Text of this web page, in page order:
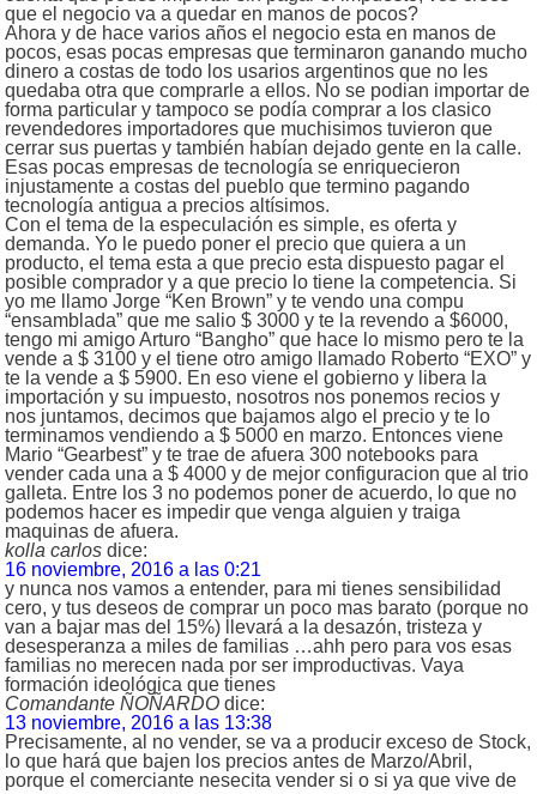
que el negocio va a quedar en manos de pocos?
Ahora y de hace varios años el negocio esta en manos de
pocos, esas pocas empresas que terminaron ganando mucho
dinero a costas de todo los usarios argentinos que no les
quedaba otra que comprarle a ellos. No se podian importar de
forma particular y tampoco se podía comprar a los clasico
revendedores importadores que muchisimos tuvieron que
cerrar sus puertas y también habían dejado gente en la calle.
Esas pocas empresas de tecnología se enriquecieron
injustamente a costas del pueblo que termino pagando
tecnología antigua a precios altísimos.
Con el tema de la especulación es simple, es oferta y
demanda. Yo le puedo poner el precio que quiera a un
producto, el tema esta a que precio esta dispuesto pagar el
posible comprador y a que precio lo tiene la competencia. Si
yo me llamo Jorge “Ken Brown” y te vendo una compu
“ensamblada” que me salio $ 3000 y te la revendo a $6000,
tengo mi amigo Arturo “Bangho” que hace lo mismo pero te la
vende a $ 3100 y el tiene otro amigo llamado Roberto “EXO” y
te la vende a $ 5900. En eso viene el gobierno y libera la
importación y su impuesto, nosotros nos ponemos recios y
nos juntamos, decimos que bajamos algo el precio y te lo
terminamos vendiendo a $ 5000 en marzo. Entonces viene
Mario “Gearbest” y te trae de afuera 300 notebooks para
vender cada una a $ 4000 y de mejor configuracion que al trio
galleta. Entre los 3 no podemos poner de acuerdo, lo que no
podemos hacer es impedir que venga alguien y traiga
maquinas de afuera.
kolla carlos dice:
16 noviembre, 2016 a las 0:21
y nunca nos vamos a entender, para mi tienes sensibilidad
cero, y tus deseos de comprar un poco mas barato (porque no
van a bajar mas del 15%) llevará a la desazón, tristeza y
desesperanza a miles de familias …ahh pero para vos esas
familias no merecen nada por ser improductivas. Vaya
formación ideológica que tienes
Comandante ÑOÑARDO dice:
13 noviembre, 2016 a las 13:38
Precisamente, al no vender, se va a producir exceso de Stock,
lo que hará que bajen los precios antes de Marzo/Abril,
porque el comerciante nesecita vender si o si ya que vive de